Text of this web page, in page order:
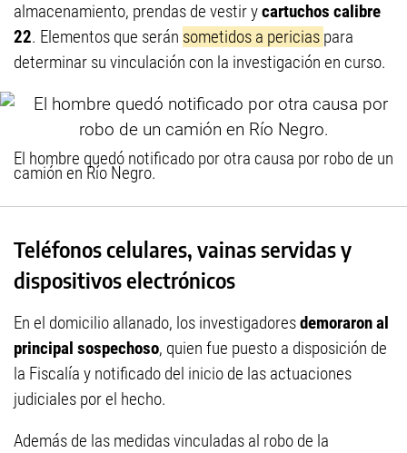
almacenamiento, prendas de vestir ycartuchos calibre
22. Elementos que serán sometidos a pericias para
determinar su vinculación con la investigación en curso.
El hombre quedó notificado por otra causa por robo de un
camión en Río Negro.
Teléfonos celulares, vainas servidas y
dispositivos electrónicos
En el domicilio allanado, los investigadoresdemoraron al
principal sospechoso, quien fue puesto a disposición de
la Fiscalía y notificado del inicio de las actuaciones
judiciales por el hecho.
Además de las medidas vinculadas al robo de la